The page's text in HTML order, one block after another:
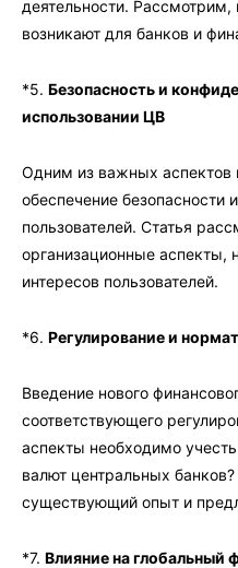
деятельности.
возникают для банков и
*5. Безопасность и
использовании ЦВ
Одним из важных аспектов
обеспечение безопасности
пользователей. Статья
организационные аспекты,
интересов пользователей.
*6. Регулирование и
Введение нового
соответствующего
аспекты необходимо
валют центральных
существующий опыт и
*7. Влияние на глобальный